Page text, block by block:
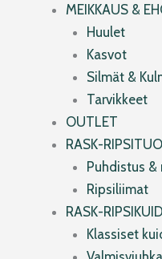
MEIKKAUS &
Huulet
Kasvot
Silmät &
Tarvikkeet
OUTLET
RASK-
Puhdistus
Ripsiliimat
RASK-
Klassiset